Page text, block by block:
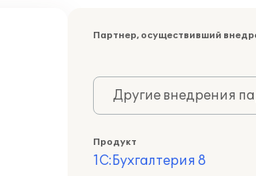
Партнер, осуществивший
Другие внедрения
Продукт
1С:Бухгалтерия 8